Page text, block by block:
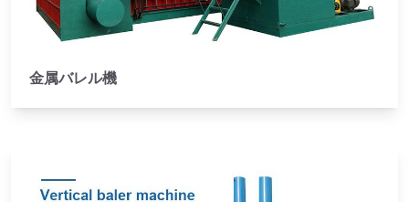
金属バレル機